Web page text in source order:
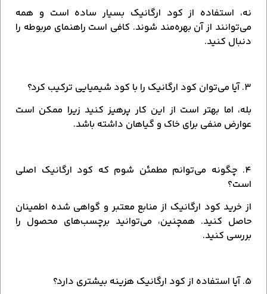
نه، استفاده از کود ارگانیک بسیار ساده است و همه
می‌توانند از آن بهره‌مند شوند. کافی است راهنمای مربوطه را
دنبال کنید.
۳. آیا می‌توان کود ارگانیک را با کود شیمیایی ترکیب کرد؟
بله، اما بهتر است از این کار پرهیز کنید زیرا ممکن است
عوارض منفی برای خاک و گیاهان داشته باشد.
۴. چگونه می‌توانم مطمئن شوم که کود ارگانیک اصلی
است؟
از خرید کود ارگانیک از منابع معتبر و گواهی شده اطمینان
حاصل کنید. همچنین، می‌توانید برچسب‌های محصول را
بررسی کنید.
۵. آیا استفاده از کود ارگانیک هزینه بیشتری دارد؟